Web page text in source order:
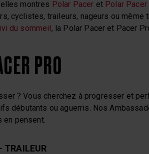
montres Polar Pacer et Polar Pacer
cyclistes, traileurs, nageurs ou même
du sommeil, la Polar Pacer et Pacer
PRO
? Vous cherchez à progresser et
débutants ou aguerris. Nos
en pensent.
TRAILEUR